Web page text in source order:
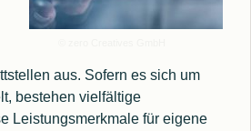
aus. Sofern es sich um
bestehen vielfältige
Leistungsmerkmale für eigene